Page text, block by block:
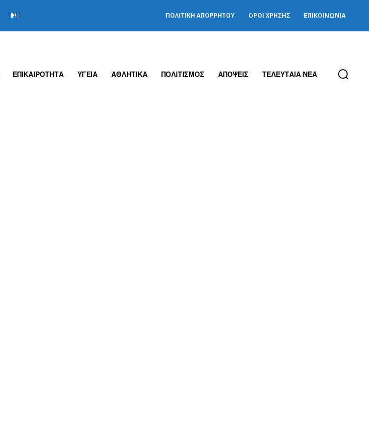
ΠΟΛΙΤΙΚΉ ΑΠΟΡΡΉΤΟΥ ΌΡΟΙ ΧΡΉΣΗΣ ΕΠΙΚΟΙΝΩΝΊΑ
ΕΠΙΚΑΙΡΟΤΗΤΑ ΥΓΕΙΑ ΑΘΛΗΤΙΚΑ ΠΟΛΙΤΙΣΜΟΣ ΑΠΟΨΕΙΣ ΤΕΛΕΥΤΑΙΑ ΝΕΑ